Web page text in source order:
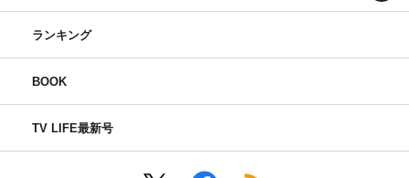
ランキング
BOOK
TV LIFE最新号